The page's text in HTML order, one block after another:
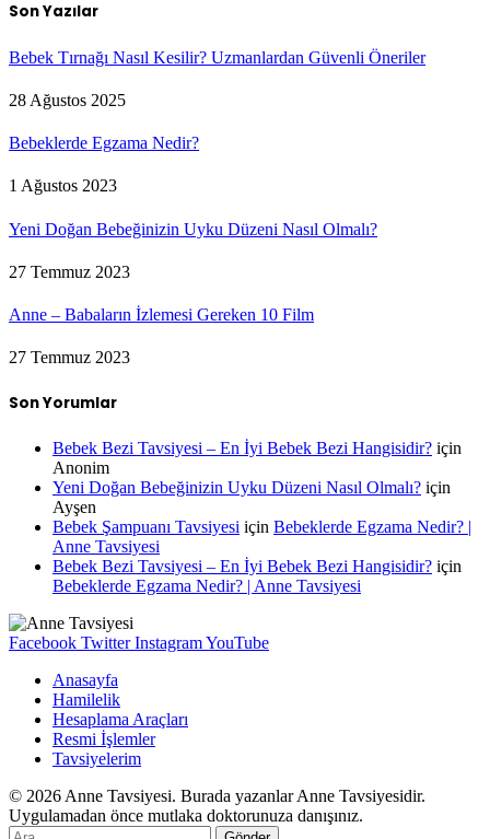
Son Yazılar
Bebek Tırnağı Nasıl Kesilir? Uzmanlardan Güvenli Öneriler
28 Ağustos 2025
Bebeklerde Egzama Nedir?
1 Ağustos 2023
Yeni Doğan Bebeğinizin Uyku Düzeni Nasıl Olmalı?
27 Temmuz 2023
Anne – Babaların İzlemesi Gereken 10 Film
27 Temmuz 2023
Son Yorumlar
Bebek Bezi Tavsiyesi – En İyi Bebek Bezi Hangisidir? için
Anonim
Yeni Doğan Bebeğinizin Uyku Düzeni Nasıl Olmalı? için
Ayşen
Bebek Şampuanı Tavsiyesi için Bebeklerde Egzama Nedir? |
Anne Tavsiyesi
Bebek Bezi Tavsiyesi – En İyi Bebek Bezi Hangisidir? için
Bebeklerde Egzama Nedir? | Anne Tavsiyesi
Facebook Twitter InstagramYouTube
Anasayfa
Hamilelik
Hesaplama Araçları
Resmi İşlemler
Tavsiyelerim
© 2026 Anne Tavsiyesi. Burada yazanlar Anne Tavsiyesidir.
Uygulamadan önce mutlaka doktorunuza danışınız.